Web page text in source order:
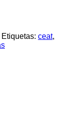
Etiquetas: ceat,